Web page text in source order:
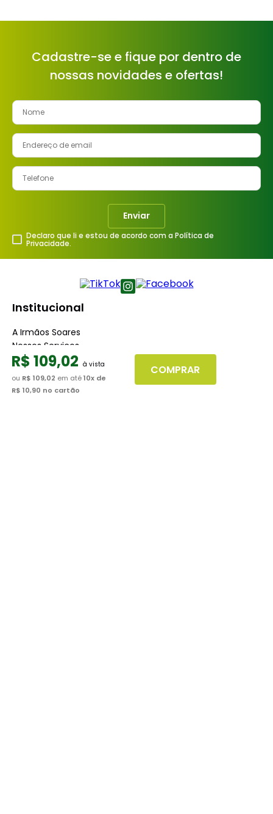
R$ 109,02
ou R$ 109,02 em até10x de
R$ 10,90 no cartão
COMPRAR
Cadastre-se e fique por dentro de
nossas novidades e ofertas!
Enviar
Declaro que li e estou de acordo com a Política de
Privacidade.
Institucional
A Irmãos Soares
Nossos Serviços
Nossas Lojas